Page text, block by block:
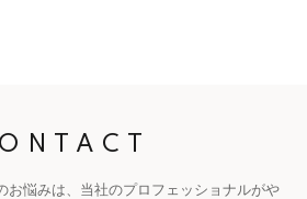
お悩みは、当社のプロフェッショナルがや